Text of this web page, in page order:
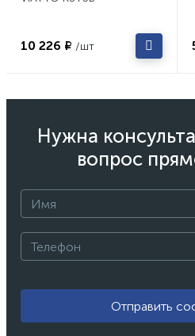
10 226 ₽ /шт
Нужна
вопрос
Отправить